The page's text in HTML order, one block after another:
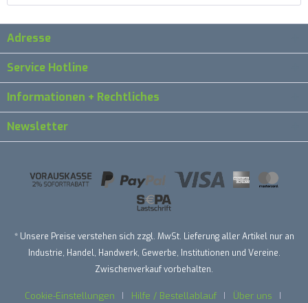
Adresse
Service Hotline
Informationen + Rechtliches
Newsletter
* Unsere Preise verstehen sich zzgl. MwSt. Lieferung aller Artikel nur an
Industrie, Handel, Handwerk, Gewerbe, Institutionen und Vereine.
Zwischenverkauf vorbehalten.
Cookie-Einstellungen Hilfe / Bestellablauf Über uns